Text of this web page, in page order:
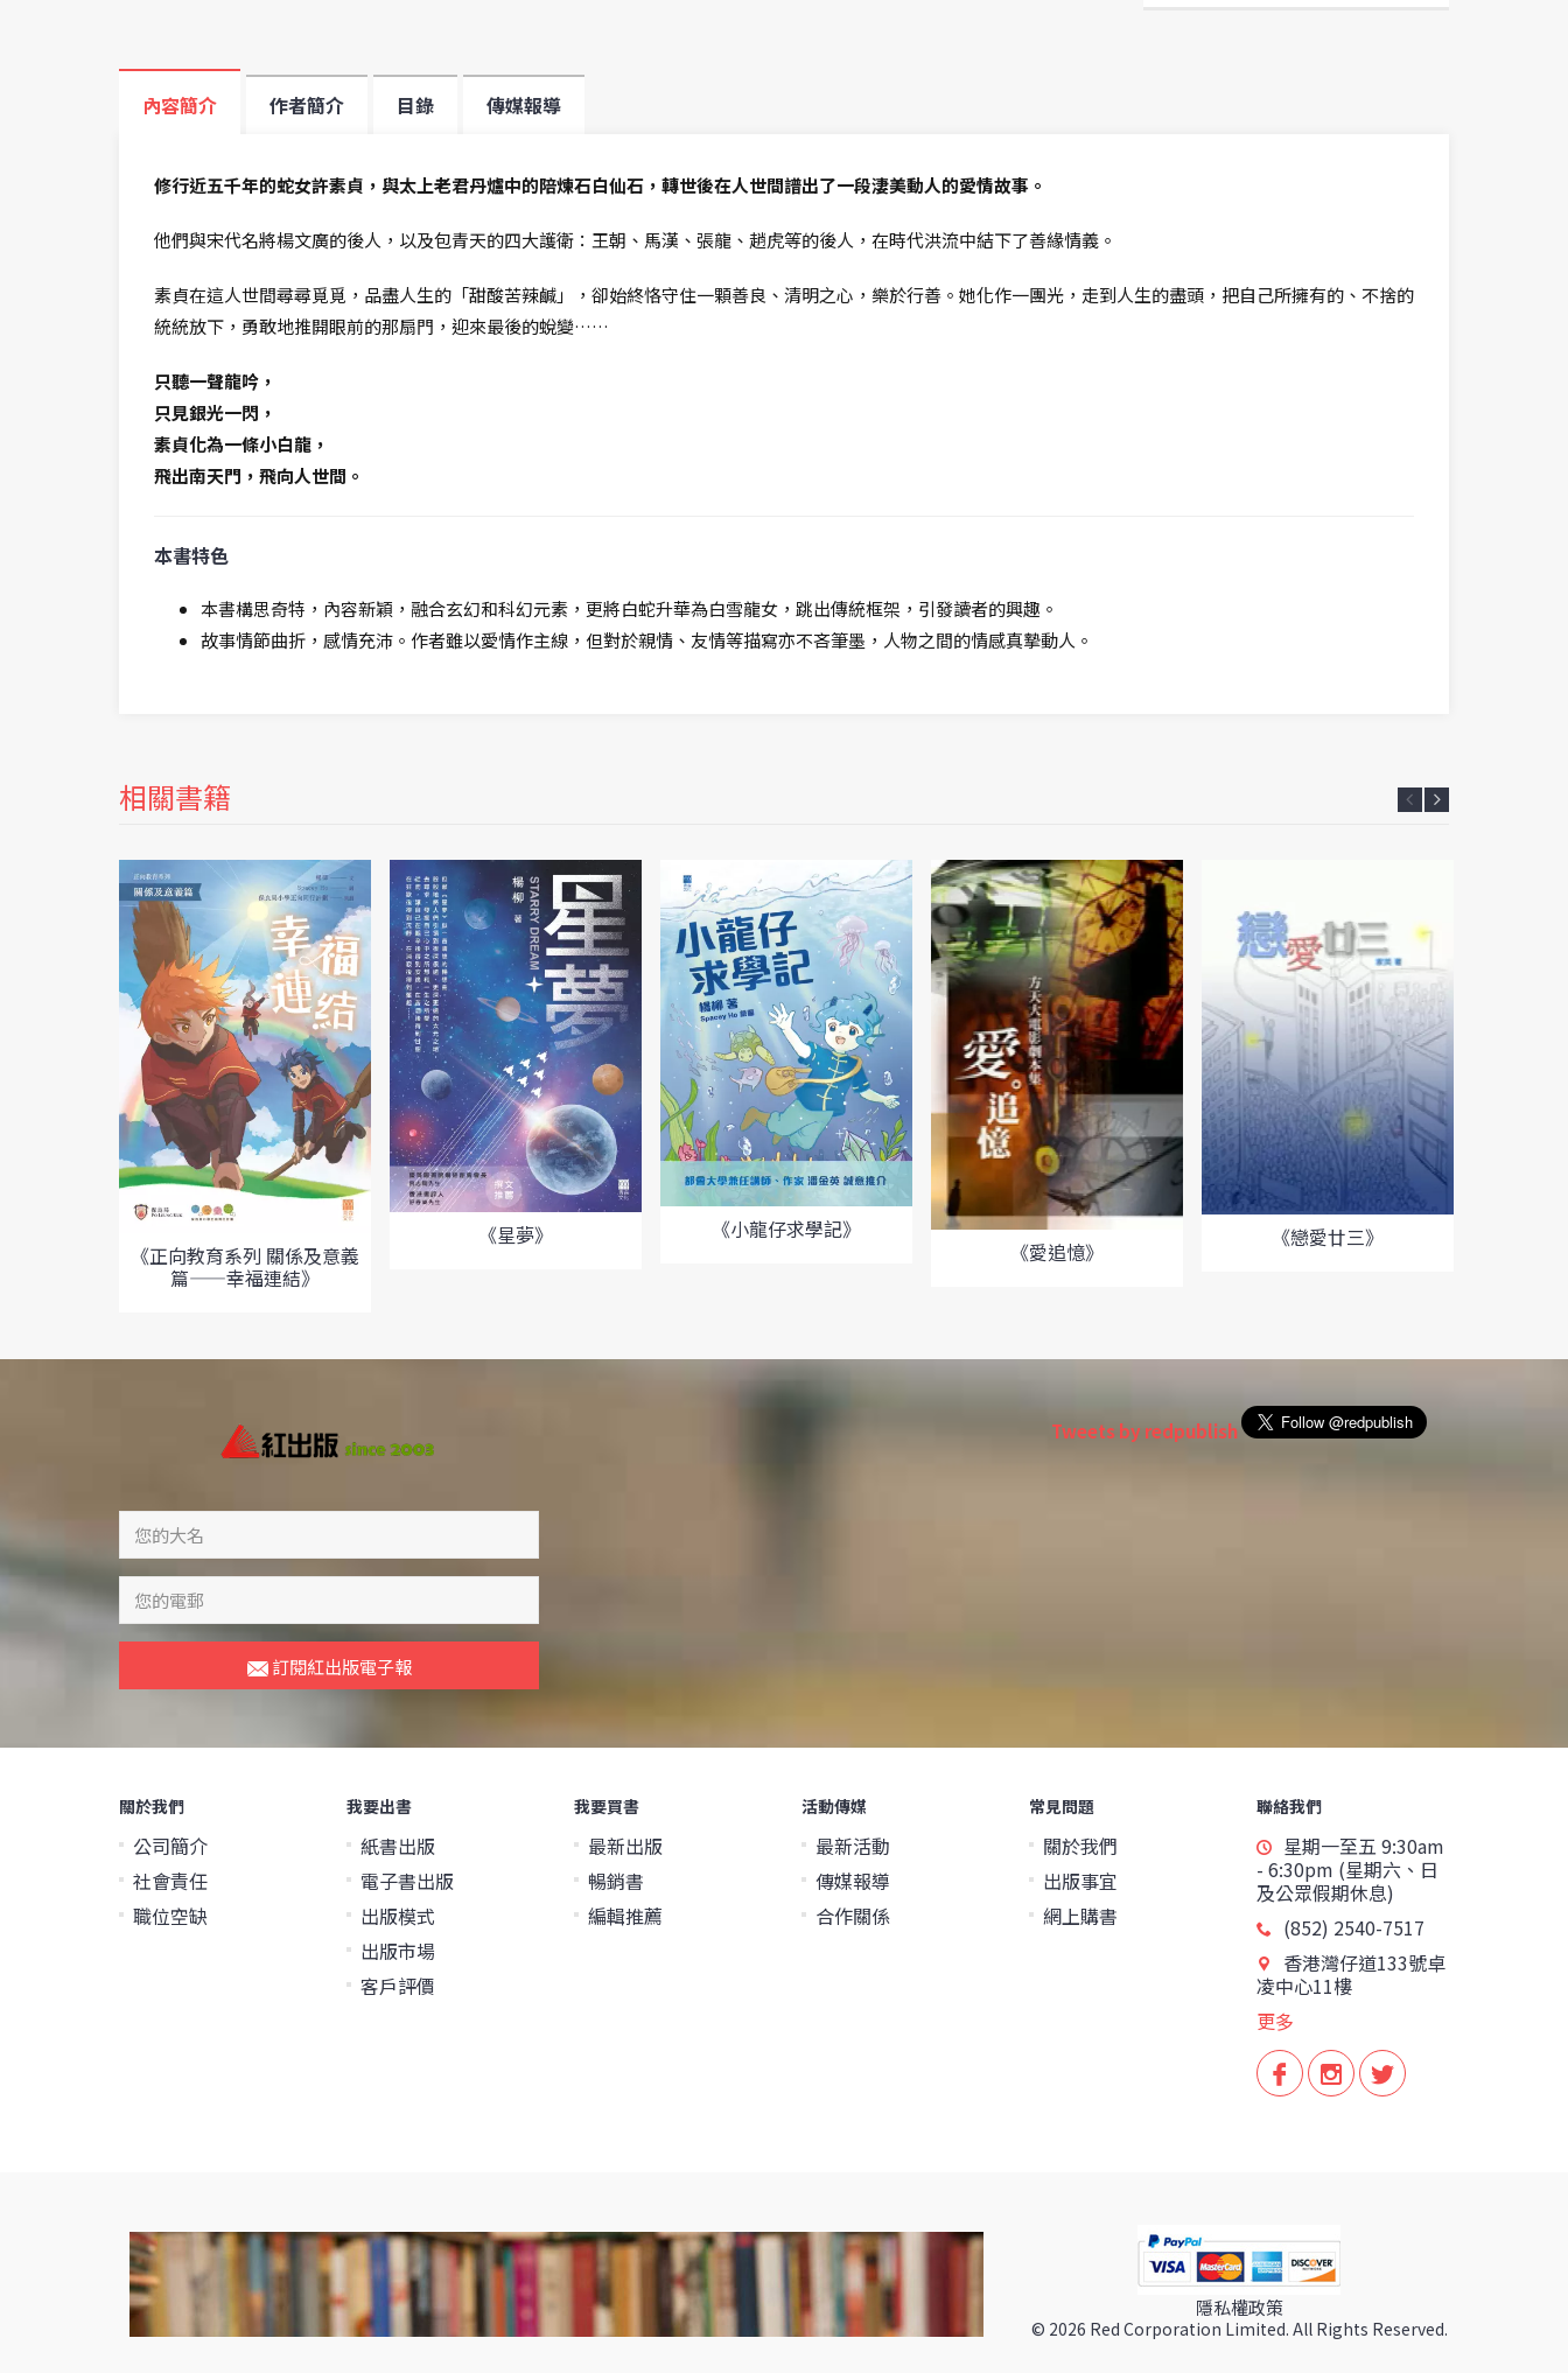
內容簡介 作者簡介 目錄 傳媒報導
修行近五千年的蛇女許素貞，與太上老君丹爐中的陪煉石白仙石，轉世後在人世間譜出了一段淒美動人的愛情故事。
他們與宋代名將楊文廣的後人，以及包青天的四大護衛：王朝、馬漢、張龍、趙虎等的後人，在時代洪流中結下了善緣情義。
素貞在這人世間尋尋覓覓，品盡人生的「甜酸苦辣鹹」，卻始終恪守住一顆善良、清明之心，樂於行善。她化作一團光，走到人生的盡頭，把自己所擁有的、不捨的
統統放下，勇敢地推開眼前的那扇門，迎來最後的蛻變……
只聽一聲龍吟，
只見銀光一閃，
素貞化為一條小白龍，
飛出南天門，飛向人世間。
本書特色
本書構思奇特，內容新穎，融合玄幻和科幻元素，更將白蛇升華為白雪龍女，跳出傳統框架，引發讀者的興趣。
故事情節曲折，感情充沛。作者雖以愛情作主線，但對於親情、友情等描寫亦不吝筆墨，人物之間的情感真摯動人。
相關書籍
《正向教育系列 關係及意義
篇——幸福連結》
《星夢》
《小龍仔求學記》
《愛追憶》
《戀愛廿三》
訂閱紅出版電子報
Tweets by redpublish
關於我們
公司簡介
社會責任
職位空缺
我要出書
紙書出版
電子書出版
出版模式
出版市場
客戶評價
我要買書
最新出版
暢銷書
編輯推薦
活動傳媒
最新活動
傳媒報導
合作關係
常見問題
關於我們
出版事宜
網上購書
聯絡我們
星期一至五 9:30am
- 6:30pm (星期六、日
及公眾假期休息)
(852) 2540-7517
香港灣仔道133號卓
凌中心11樓
更多
隱私權政策
© 2026 Red Corporation Limited. All Rights Reserved.